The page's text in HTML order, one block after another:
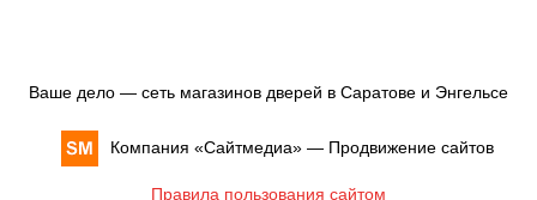
Ваше дело — сеть магазинов дверей в Саратове и Энгельсе
Компания «Сайтмедиа» — Продвижение сайтов
Правила пользования сайтом